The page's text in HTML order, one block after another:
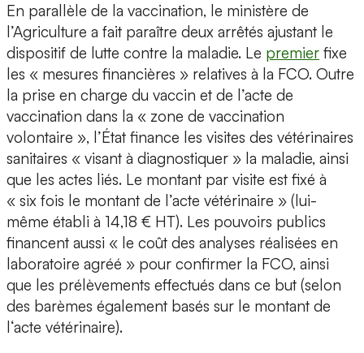
En parallèle de la vaccination, le ministère de
l’Agriculture a fait paraître deux arrêtés ajustant le
dispositif de lutte contre la maladie. Le premier fixe
les « mesures financières » relatives à la FCO. Outre
la prise en charge du vaccin et de l’acte de
vaccination dans la « zone de vaccination
volontaire », l’État finance les visites des vétérinaires
sanitaires « visant à diagnostiquer » la maladie, ainsi
que les actes liés. Le montant par visite est fixé à
« six fois le montant de l’acte vétérinaire » (lui-
même établi à 14,18 € HT). Les pouvoirs publics
financent aussi « le coût des analyses réalisées en
laboratoire agréé » pour confirmer la FCO, ainsi
que les prélèvements effectués dans ce but (selon
des barèmes également basés sur le montant de
l‘acte vétérinaire).